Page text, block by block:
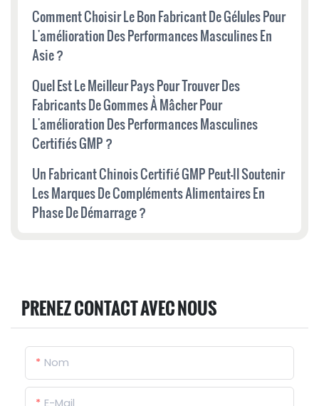
Comment Choisir Le Bon Fabricant De Gélules Pour
L'amélioration Des Performances Masculines En
Asie ?
Quel Est Le Meilleur Pays Pour Trouver Des
Fabricants De Gommes À Mâcher Pour
L'amélioration Des Performances Masculines
Certifiés GMP ?
Un Fabricant Chinois Certifié GMP Peut-Il Soutenir
Les Marques De Compléments Alimentaires En
Phase De Démarrage ?
PRENEZ CONTACT AVEC NOUS
Nom
E-Mail